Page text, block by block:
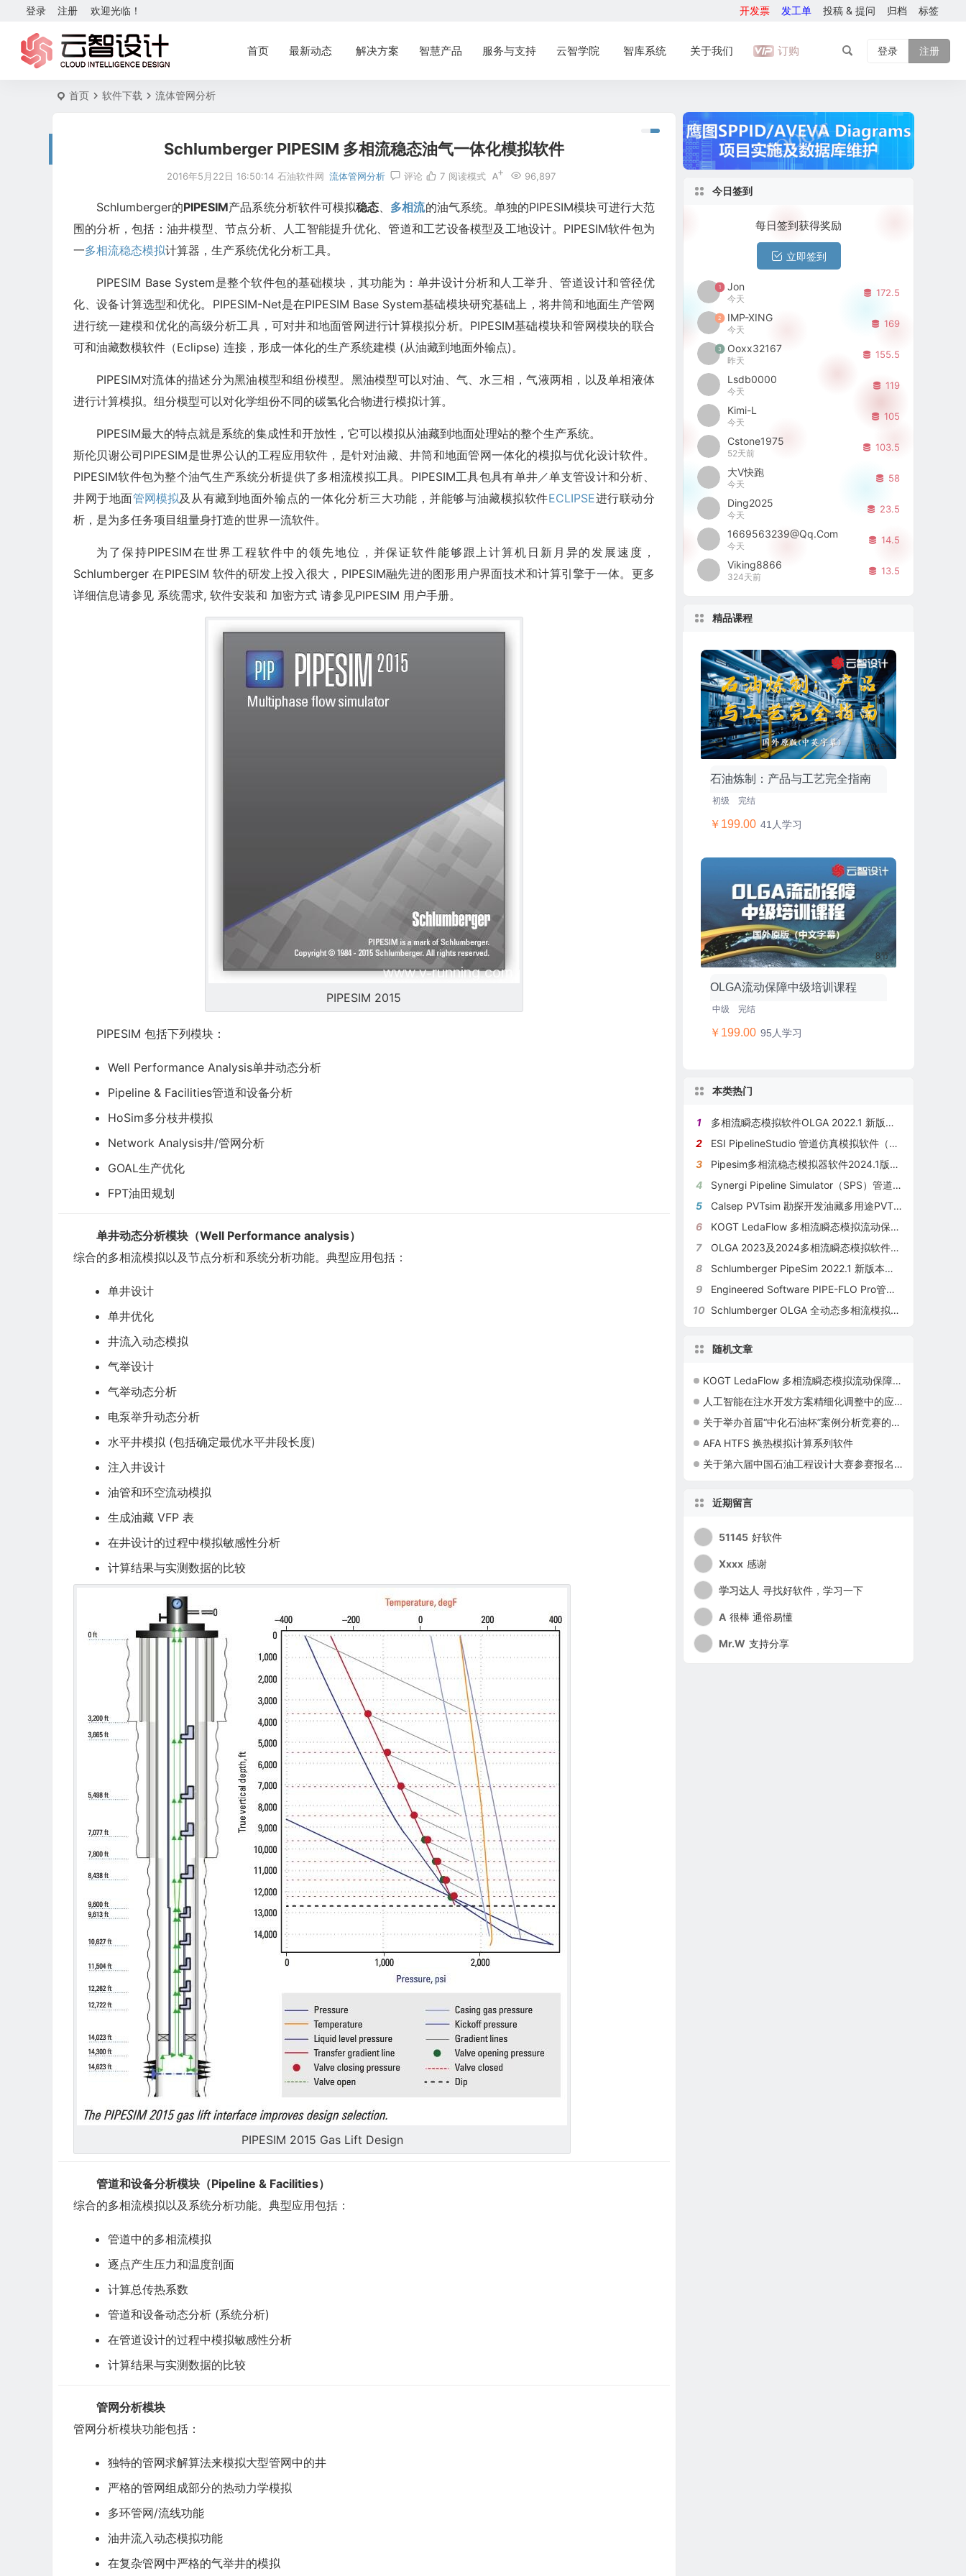
欢迎光临！
登录 注册 开发票 发工单 投稿 & 提问 归档 标签
首页 最新动态 解决方案 智慧产品 服务与支持 云智学院 智库系统 关于我们 订购 登录 注册
首页 软件下载 流体管网分析
Schlumberger PIPESIM 多相流稳态油气一体化模拟软件
2016年5月22日 16:50:14 石油软件网 流体管网分析 评论 96,897
7 阅读模式
Schlumberger的PIPESIM产品系统分析软件可模拟稳态、 多相流的油气系统。单独的PIPESIM模块可进行大范
围的分析，包括：油井模型、节点分析、人工智能提升优化、管道和工艺设备模型及工地设计。PIPESIM软件包为
一多相流稳态模拟计算器，生产系统优化分析工具。
PIPESIM Base System是整个软件包的基础模块，其功能为：单井设计分析和人工举升、管道设计和管径优
化、设备计算选型和优化。 PIPESIM-Net是在PIPESIM Base System基础模块研究基础上，将井筒和地面生产管网
进行统一建模和优化的高级分析工具，可对井和地面管网进行计算模拟分析。PIPESIM基础模块和管网模块的联合
可和油藏数模软件（Eclipse) 连接，形成一体化的生产系统建模 (从油藏到地面外输点)。
PIPESIM对流体的描述分为黑油模型和组份模型。黑油模型可以对油、气、水三相，气液两相，以及单相液体
进行计算模拟。组分模型可以对化学组份不同的碳氢化合物进行模拟计算。
PIPESIM最大的特点就是系统的集成性和开放性，它可以模拟从油藏到地面处理站的整个生产系统。
斯伦贝谢公司PIPESIM是世界公认的工程应用软件，是针对油藏、井筒和地面管网一体化的模拟与优化设计软件。
PIPESIM软件包为整个油气生产系统分析提供了多相流模拟工具。PIPESIM工具包具有单井／单支管设计和分析、
井网于地面管网模拟及从有藏到地面外输点的一体化分析三大功能，并能够与油藏模拟软件ECLIPSE进行联动分
析，是为多任务项目组量身打造的世界一流软件。
为了保持PIPESIM在世界工程软件中的领先地位，并保证软件能够跟上计算机日新月异的发展速度，
Schlumberger 在PIPESIM 软件的研发上投入很大，PIPESIM融先进的图形用户界面技术和计算引擎于一体。更多
详细信息请参见 系统需求, 软件安装和 加密方式 请参见PIPESIM 用户手册。
PIPESIM 2015
PIPESIM 包括下列模块：
Well Performance Analysis单井动态分析
Pipeline & Facilities管道和设备分析
HoSim多分枝井模拟
Network Analysis井/管网分析
GOAL生产优化
FPT油田规划
单井动态分析模块（Well Performance analysis）
综合的多相流模拟以及节点分析和系统分析功能。典型应用包括：
单井设计
单井优化
井流入动态模拟
气举设计
气举动态分析
电泵举升动态分析
水平井模拟 (包括确定最优水平井段长度)
注入井设计
油管和环空流动模拟
生成油藏 VFP 表
在井设计的过程中模拟敏感性分析
计算结果与实测数据的比较
PIPESIM 2015 Gas Lift Design
管道和设备分析模块（Pipeline & Facilities）
综合的多相流模拟以及系统分析功能。典型应用包括：
管道中的多相流模拟
逐点产生压力和温度剖面
计算总传热系数
管道和设备动态分析 (系统分析)
在管道设计的过程中模拟敏感性分析
计算结果与实测数据的比较
管网分析模块
管网分析模块功能包括：
独特的管网求解算法来模拟大型管网中的井
严格的管网组成部分的热动力学模拟
多环管网/流线功能
油井流入动态模拟功能
在复杂管网中严格的气举井的模拟
今日签到
每日签到获得奖励
立即签到
1 Jon
今天
172.5
2 IMP-XING
今天
169
3 Ooxx32167
昨天
155.5
Lsdb0000
今天
119
Kimi-L
今天
105
Cstone1975
52天前
103.5
大V快跑
今天
58
Ding2025
今天
23.5
1669563239@qq.com
今天
14.5
Viking8866
324天前
13.5
精品课程
204节
石油炼制：产品与工艺完全指南
初级 完结
￥199.00 41人学习
8节
OLGA流动保障中级培训课程
中级 完结
￥199.00 95人学习
本类热门
1
多相流瞬态模拟软件OLGA 2022.1 新版本发布
2
ESI PipelineStudio 管道仿真模拟软件（TGNET/TLNET）
3
Pipesim多相流稳态模拟器软件2024.1版本新功能介绍
4
Synergi Pipeline Simulator（SPS）管道模拟仿真软件
5
Calsep PVTsim 勘探开发油藏多用途PVT物性模拟软件
6
KOGT LedaFlow 多相流瞬态模拟流动保障软件
7
OLGA 2023及2024多相流瞬态模拟软件新功能介绍
8
Schlumberger PipeSim 2022.1 新版本功能介绍
9
Engineered Software PIPE-FLO Pro管道流体分析和设计软件
10 Schlumberger OLGA 全动态多相流模拟软件
随机文章
KOGT LedaFlow 多相流瞬态模拟流动保障软件
人工智能在注水开发方案精细化调整中的应用现状及展望
关于举办首届“中化石油杯”案例分析竞赛的通知
AFA HTFS 换热模拟计算系列软件
关于第六届中国石油工程设计大赛参赛报名的通知
近期留言
51145 好软件
Xxxx 感谢
学习达人 寻找好软件，学习一下
A 很棒 通俗易懂
Mr.W 支持分享